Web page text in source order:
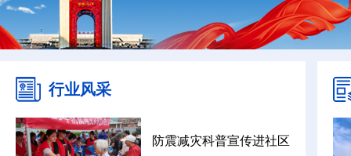
行业风采
防震减灾科普宣传进社区